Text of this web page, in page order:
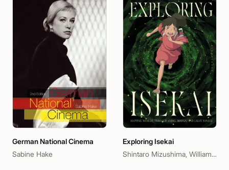
German National Cinema
Sabine Hake
Exploring Isekai
Shintaro Mizushima, William B. Ashbaugh